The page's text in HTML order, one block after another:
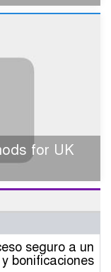
for UK
seguro a un
bonificaciones